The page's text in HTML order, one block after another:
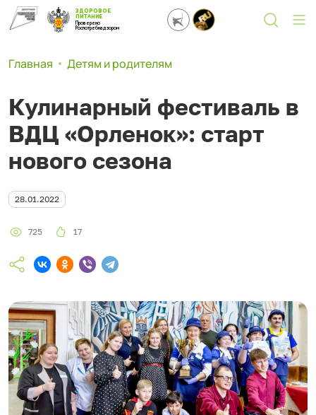
ЗДОРОВОЕ
ПИТАНИЕ
Проверено
Роспотребнадзором
Главная Детям и родителям
Кулинарный фестиваль в
ВДЦ «Орленок»: старт
нового сезона
28.01.2022
725 17